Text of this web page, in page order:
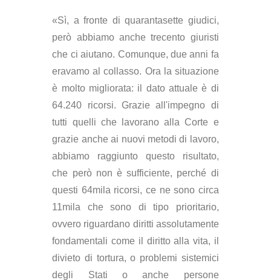
«Sì, a fronte di quarantasette giudici,
però abbiamo anche trecento giuristi
che ci aiutano. Comunque, due anni fa
eravamo al collasso. Ora la situazione
è molto migliorata: il dato attuale è di
64.240 ricorsi. Grazie all'impegno di
tutti quelli che lavorano alla Corte e
grazie anche ai nuovi metodi di lavoro,
abbiamo raggiunto questo risultato,
che però non è sufficiente, perché di
questi 64mila ricorsi, ce ne sono circa
11mila che sono di tipo prioritario,
ovvero riguardano diritti assolutamente
fondamentali come il diritto alla vita, il
divieto di tortura, o problemi sistemici
degli Stati o anche persone